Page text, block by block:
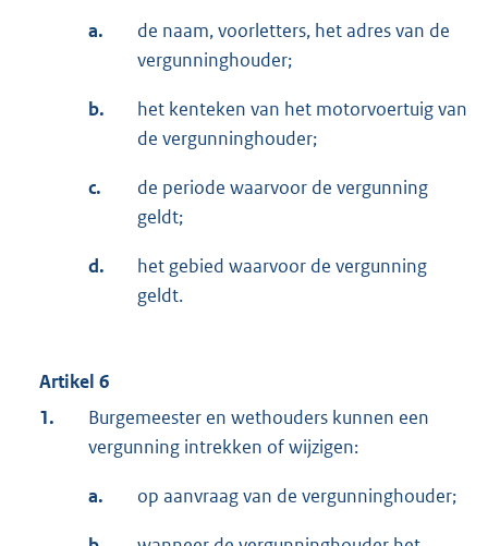
a.
de naam, voorletters, het adres van de
vergunninghouder;
b.
het kenteken van het motorvoertuig van
de vergunninghouder;
c.
de periode waarvoor de vergunning
geldt;
d.
het gebied waarvoor de vergunning
geldt.
Artikel 6
1.
Burgemeester en wethouders kunnen een
vergunning intrekken of wijzigen:
a. op aanvraag van de vergunninghouder;